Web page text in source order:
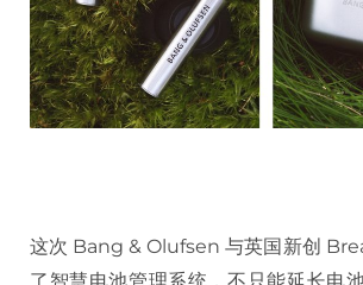
这次 Bang & Olufsen 与英国新创